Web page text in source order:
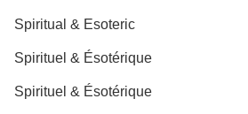
Spiritual & Esoteric
Spirituel & Ésotérique
Spirituel & Ésotérique